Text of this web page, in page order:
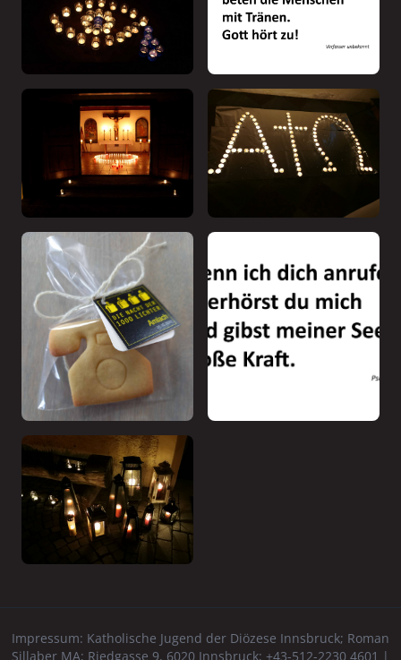
Impressum: Katholische Jugend der Diözese Innsbruck; Roman
Sillaber MA; Riedgasse 9, 6020 Innsbruck; +43-512-2230 4601 |